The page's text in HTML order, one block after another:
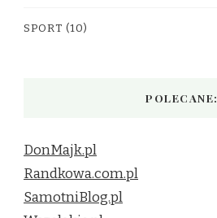
SPORT (10)
POLECANE:
DonMajk.pl
Randkowa.com.pl
SamotniBlog.pl